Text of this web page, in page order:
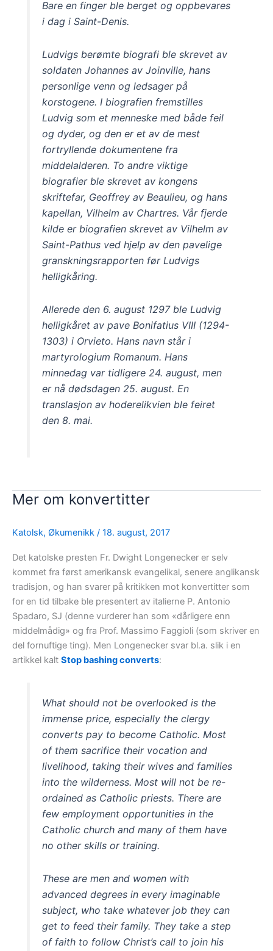
Bare en finger ble berget og oppbevares
i dag i Saint-Denis.
Ludvigs berømte biografi ble skrevet av
soldaten Johannes av Joinville, hans
personlige venn og ledsager på
korstogene. I biografien fremstilles
Ludvig som et menneske med både feil
og dyder, og den er et av de mest
fortryllende dokumentene fra
middelalderen. To andre viktige
biografier ble skrevet av kongens
skriftefar, Geoffrey av Beaulieu, og hans
kapellan, Vilhelm av Chartres. Vår fjerde
kilde er biografien skrevet av Vilhelm av
Saint-Pathus ved hjelp av den pavelige
granskningsrapporten før Ludvigs
helligkåring.
Allerede den 6. august 1297 ble Ludvig
helligkåret av pave Bonifatius VIII (1294-
1303) i Orvieto. Hans navn står i
martyrologium Romanum. Hans
minnedag var tidligere 24. august, men
er nå dødsdagen 25. august. En
translasjon av hoderelikvien ble feiret
den 8. mai.
Mer om konvertitter
Katolsk, Økumenikk / 18. august, 2017
Det katolske presten Fr. Dwight Longenecker er selv
kommet fra først amerikansk evangelikal, senere anglikansk
tradisjon, og han svarer på kritikken mot konvertitter som
for en tid tilbake ble presentert av italierne P. Antonio
Spadaro, SJ (denne vurderer han som «dårligere enn
middelmådig» og fra Prof. Massimo Faggioli (som skriver en
del fornuftige ting). Men Longenecker svar bl.a. slik i en
artikkel kalt Stop bashing converts:
What should not be overlooked is the
immense price, especially the clergy
converts pay to become Catholic. Most
of them sacrifice their vocation and
livelihood, taking their wives and families
into the wilderness. Most will not be re-
ordained as Catholic priests. There are
few employment opportunities in the
Catholic church and many of them have
no other skills or training.
These are men and women with
advanced degrees in every imaginable
subject, who take whatever job they can
get to feed their family. They take a step
of faith to follow Christ’s call to join his